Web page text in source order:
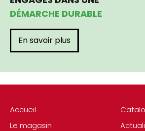
Accueil
Le magasin
DÉMARCHE DURABLE
En savoir plus